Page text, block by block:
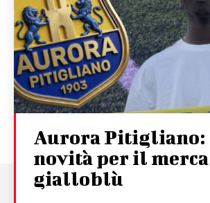
Aurora Pitigliano:
novità per il
gialloblù